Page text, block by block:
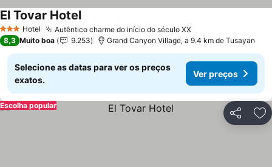
3 EstrelasHotel Autêntico charme do início do século XXVer preços
El Tovar HotelVer preços
8,3 Muito boa 9.253 Grand Canyon Village, a 9.4 km de Tusayan
Selecione as datas para ver os preços
exatos.
Ver preços
Partilhar
Escolha popular